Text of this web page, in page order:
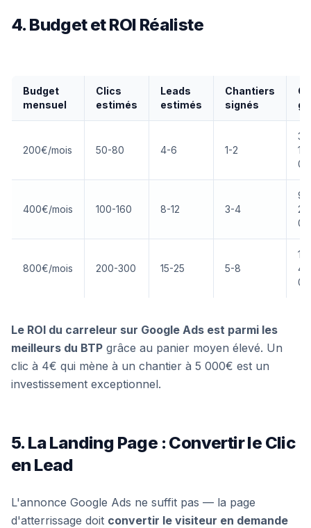
4. Budget et ROI Réaliste
Budget
mensuel
Clics
estimés
Leads
estimés
Chantiers
signés
200€/mois 50-80 4-6 1-2
3
10
400€/mois 100-160 8-12 3-4
9
24
800€/mois 200-300 15-25 5-8
48
Le ROI du carreleur sur Google Ads est parmi les
meilleurs du BTP grâce au panier moyen élevé. Un
clic à 4€ qui mène à un chantier à 5 000€ est un
investissement exceptionnel.
5. La Landing Page : Convertir le Clic
en Lead
L'annonce Google Ads ne suffit pas — la page
d'atterrissage doit convertir le visiteur en demande